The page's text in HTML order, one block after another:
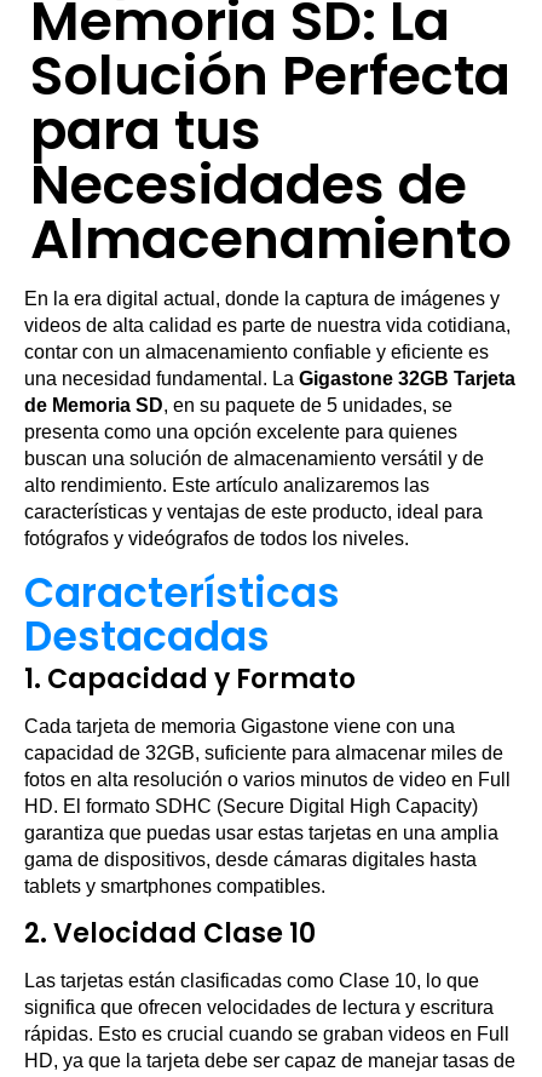
Memoria SD: La
Solución Perfecta
para tus
Necesidades de
Almacenamiento
En la era digital actual, donde la captura de imágenes y
videos de alta calidad es parte de nuestra vida cotidiana,
contar con un almacenamiento confiable y eficiente es
una necesidad fundamental. La Gigastone 32GB Tarjeta
de Memoria SD, en su paquete de 5 unidades, se
presenta como una opción excelente para quienes
buscan una solución de almacenamiento versátil y de
alto rendimiento. Este artículo analizaremos las
características y ventajas de este producto, ideal para
fotógrafos y videógrafos de todos los niveles.
Características
Destacadas
1. Capacidad y Formato
Cada tarjeta de memoria Gigastone viene con una
capacidad de 32GB, suficiente para almacenar miles de
fotos en alta resolución o varios minutos de video en Full
HD. El formato SDHC (Secure Digital High Capacity)
garantiza que puedas usar estas tarjetas en una amplia
gama de dispositivos, desde cámaras digitales hasta
tablets y smartphones compatibles.
2.Velocidad Clase 10
Las tarjetas están clasificadas como Clase 10, lo que
significa que ofrecen velocidades de lectura y escritura
rápidas. Esto es crucial cuando se graban videos en Full
HD, ya que la tarjeta debe ser capaz de manejar tasas de